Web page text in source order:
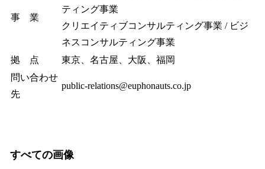
事 業
ティング事業
クリエイティブコンサルティング事業 / ビジ
ネスコンサルティング事業
拠 点
東京、名古屋、大阪、福岡
問い合わせ
先
public-relations@euphonauts.co.jp
すべての画像